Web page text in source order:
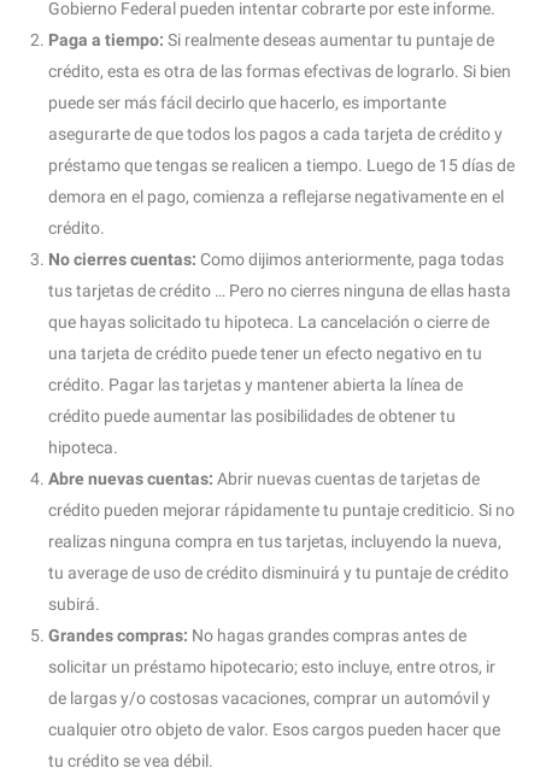
Gobierno Federal pueden intentar cobrarte por este informe.
Paga a tiempo: Si realmente deseas aumentar tu puntaje de
crédito, esta es otra de las formas efectivas de lograrlo. Si bien
puede ser más fácil decirlo que hacerlo, es importante
asegurarte de que todos los pagos a cada tarjeta de crédito y
préstamo que tengas se realicen a tiempo. Luego de 15 días de
demora en el pago, comienza a reflejarse negativamente en el
crédito.
No cierres cuentas: Como dijimos anteriormente, paga todas
tus tarjetas de crédito … Pero no cierres ninguna de ellas hasta
que hayas solicitado tu hipoteca. La cancelación o cierre de
una tarjeta de crédito puede tener un efecto negativo en tu
crédito. Pagar las tarjetas y mantener abierta la línea de
crédito puede aumentar las posibilidades de obtener tu
hipoteca.
Abre nuevas cuentas: Abrir nuevas cuentas de tarjetas de
crédito pueden mejorar rápidamente tu puntaje crediticio. Si no
realizas ninguna compra en tus tarjetas, incluyendo la nueva,
tu average de uso de crédito disminuirá y tu puntaje de crédito
subirá. ​
Grandes compras: No hagas grandes compras antes de
solicitar un préstamo hipotecario; esto incluye, entre otros, ir
de largas y/o costosas vacaciones, comprar un automóvil y
cualquier otro objeto de valor. Esos cargos pueden hacer que
tu crédito se vea débil.